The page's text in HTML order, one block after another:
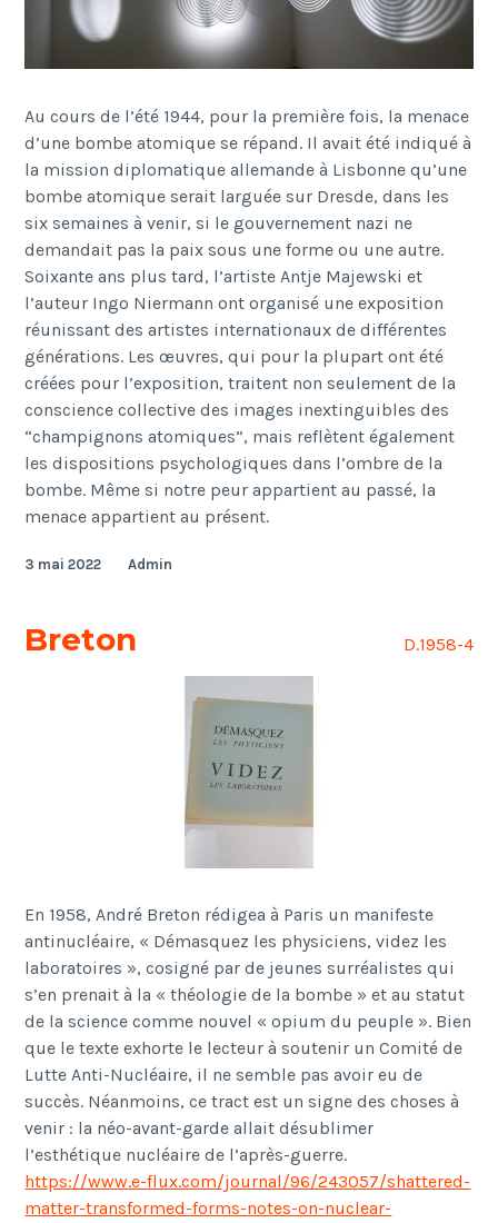
Au cours de l’été 1944, pour la première fois, la menace
d’une bombe atomique se répand. Il avait été indiqué à
la mission diplomatique allemande à Lisbonne qu’une
bombe atomique serait larguée sur Dresde, dans les
six semaines à venir, si le gouvernement nazi ne
demandait pas la paix sous une forme ou une autre.
Soixante ans plus tard, l’artiste Antje Majewski et
l’auteur Ingo Niermann ont organisé une exposition
réunissant des artistes internationaux de différentes
générations. Les œuvres, qui pour la plupart ont été
créées pour l’exposition, traitent non seulement de la
conscience collective des images inextinguibles des
“champignons atomiques”, mais reflètent également
les dispositions psychologiques dans l’ombre de la
bombe. Même si notre peur appartient au passé, la
menace appartient au présent.
3 mai 2022 Admin
Breton D.1958-4
En 1958, André Breton rédigea à Paris un manifeste
antinucléaire, « Démasquez les physiciens, videz les
laboratoires », cosigné par de jeunes surréalistes qui
s’en prenait à la « théologie de la bombe » et au statut
de la science comme nouvel « opium du peuple ». Bien
que le texte exhorte le lecteur à soutenir un Comité de
Lutte Anti-Nucléaire, il ne semble pas avoir eu de
succès. Néanmoins, ce tract est un signe des choses à
venir : la néo-avant-garde allait désublimer
l’esthétique nucléaire de l’après-guerre.
https://www.e-flux.com/journal/96/243057/shattered-
matter-transformed-forms-notes-on-nuclear-